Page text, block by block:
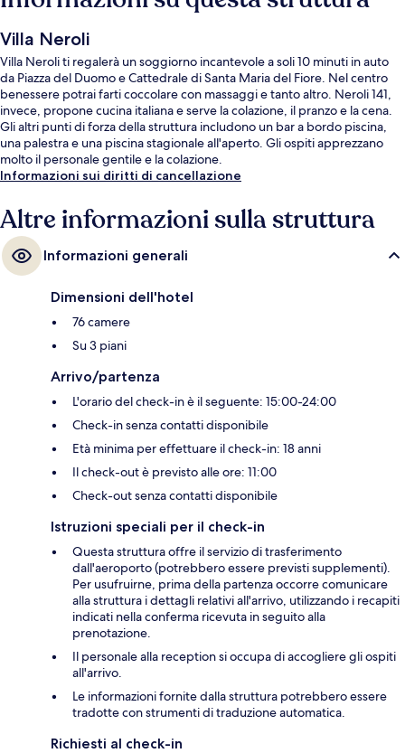
Villa Neroli
Villa Neroli ti regalerà un soggiorno incantevole a soli 10 minuti in auto
da Piazza del Duomo e Cattedrale di Santa Maria del Fiore. Nel centro
benessere potrai farti coccolare con massaggi e tanto altro. Neroli 141,
invece, propone cucina italiana e serve la colazione, il pranzo e la cena.
Gli altri punti di forza della struttura includono un bar a bordo piscina,
una palestra e una piscina stagionale all'aperto. Gli ospiti apprezzano
molto il personale gentile e la colazione.
Informazioni sui diritti di cancellazione
Altre informazioni sulla struttura
Informazioni generali
Dimensioni dell'hotel
76 camere
Su 3 piani
Arrivo/partenza
L'orario del check-in è il seguente: 15:00-24:00
Check-in senza contatti disponibile
Età minima per effettuare il check-in: 18 anni
Il check-out è previsto alle ore: 11:00
Check-out senza contatti disponibile
Istruzioni speciali per il check-in
Questa struttura offre il servizio di trasferimento
dall'aeroporto (potrebbero essere previsti supplementi).
Per usufruirne, prima della partenza occorre comunicare
alla struttura i dettagli relativi all'arrivo, utilizzando i recapiti
indicati nella conferma ricevuta in seguito alla
prenotazione.
Il personale alla reception si occupa di accogliere gli ospiti
all'arrivo.
Le informazioni fornite dalla struttura potrebbero essere
tradotte con strumenti di traduzione automatica.
Richiesti al check-in